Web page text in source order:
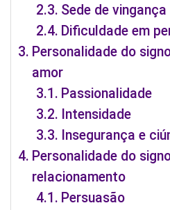
Sede de vingança
Dificuldade em
Personalidade do
amor
Passionalidade
Intensidade
Insegurança e
Personalidade do
relacionamento
Persuasão